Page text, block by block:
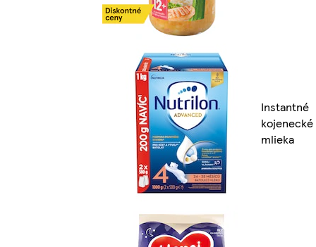
Instantné
kojenecké
mlieka